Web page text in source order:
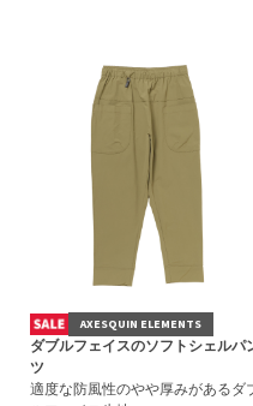
AXESQUIN ELEMENTS
ダブルフェイスのソフトシェルパ
ツ
適度な防風性のやや厚みがあるダ